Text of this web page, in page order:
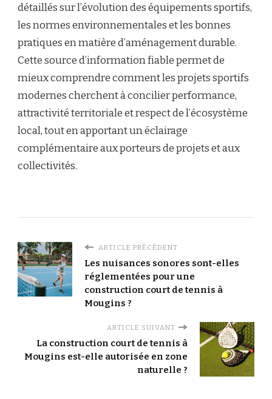
détaillés sur l’évolution des équipements sportifs,
les normes environnementales et les bonnes
pratiques en matière d’aménagement durable.
Cette source d’information fiable permet de
mieux comprendre comment les projets sportifs
modernes cherchent à concilier performance,
attractivité territoriale et respect de l’écosystème
local, tout en apportant un éclairage
complémentaire aux porteurs de projets et aux
collectivités.
ARTICLE PRÉCÉDENT
Les nuisances sonores sont-elles
réglementées pour une
construction court de tennis à
Mougins ?
ARTICLE SUIVANT
La construction court de tennis à
Mougins est-elle autorisée en zone
naturelle ?